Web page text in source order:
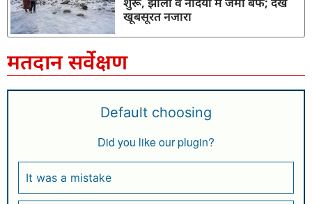
खूबसूरत नजारा
मतदान सर्वेक्षण
Default choosing
Did you like our plugin?
It was a mistake